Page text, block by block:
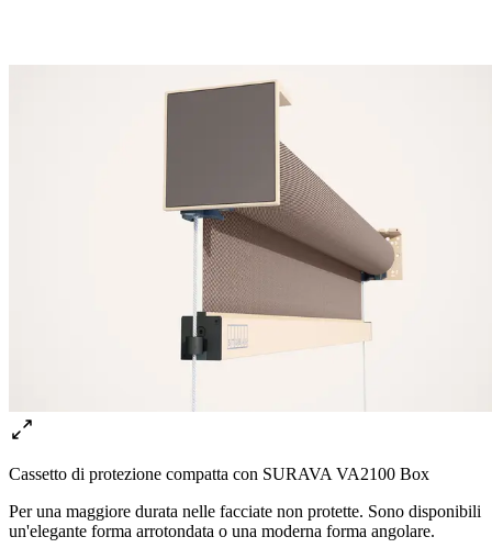
Cassetto di protezione compatta con SURAVA VA2100 Box
Per una maggiore durata nelle facciate non protette. Sono disponibili
un'elegante forma arrotondata o una moderna forma angolare.